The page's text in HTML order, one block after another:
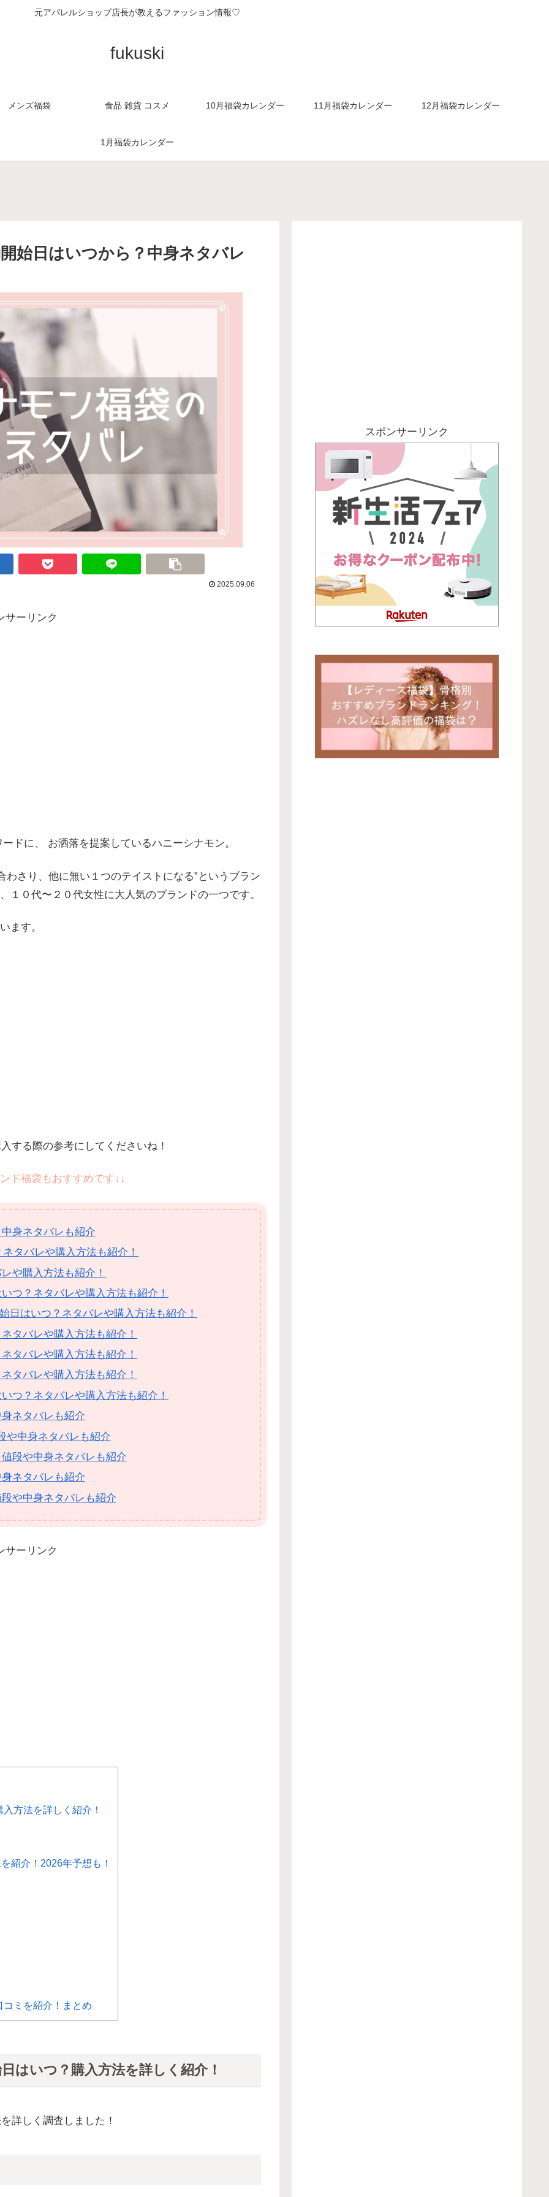
元アパレルショップ店長が教えるファッション情報♡
fukuski
メンズ福袋 食品 雑貨 コスメ 10月福袋カレンダー 11月福袋カレンダー 12月福袋カレンダー
1月福袋カレンダー
始日はいつから？中身ネタバレ
2025.09.06
サーリンク
ドに、 お洒落を提案しているハニーシナモン。
さり、他に無い１つのテイストになる”というブラン
０代〜２０代女性に大人気のブランドの一つです。
ます。
する際の参考にしてくださいね！
ド福袋もおすすめです↓↓
身ネタバレも紹介
タバレや購入方法も紹介！
や購入方法も紹介！
つ？ネタバレや購入方法も紹介！
日はいつ？ネタバレや購入方法も紹介！
タバレや購入方法も紹介！
タバレや購入方法も紹介！
タバレや購入方法も紹介！
つ？ネタバレや購入方法も紹介！
ネタバレも紹介
や中身ネタバレも紹介
段や中身ネタバレも紹介
ネタバレも紹介
や中身ネタバレも紹介
サーリンク
方法を詳しく紹介！
紹介！2026年予想も！
ミを紹介！まとめ
はいつ？購入方法を詳しく紹介！
詳しく調査しました！
スポンサーリンク